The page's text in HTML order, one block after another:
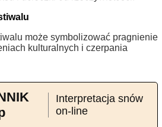
może symbolizować pragnienie
kulturalnych i czerpania
Interpretacja snów
on-line